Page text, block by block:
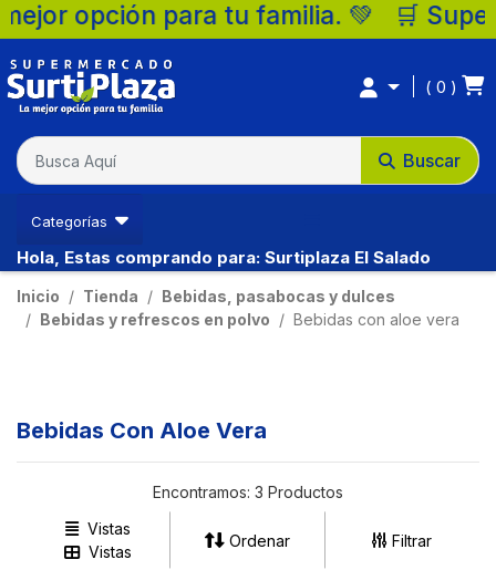
opción para tu familia. 💚 🛒
Buscar
0
Categorías
Hola, Estas comprando para: Surtiplaza El Salado
Inicio Tienda
Bebidas, pasabocas y dulces
Bebidas y refrescos en polvo
Bebidas con aloe vera
Bebidas Con Aloe Vera
Encontramos: 3 Productos
Vistas
Vistas
Ordenar Filtrar